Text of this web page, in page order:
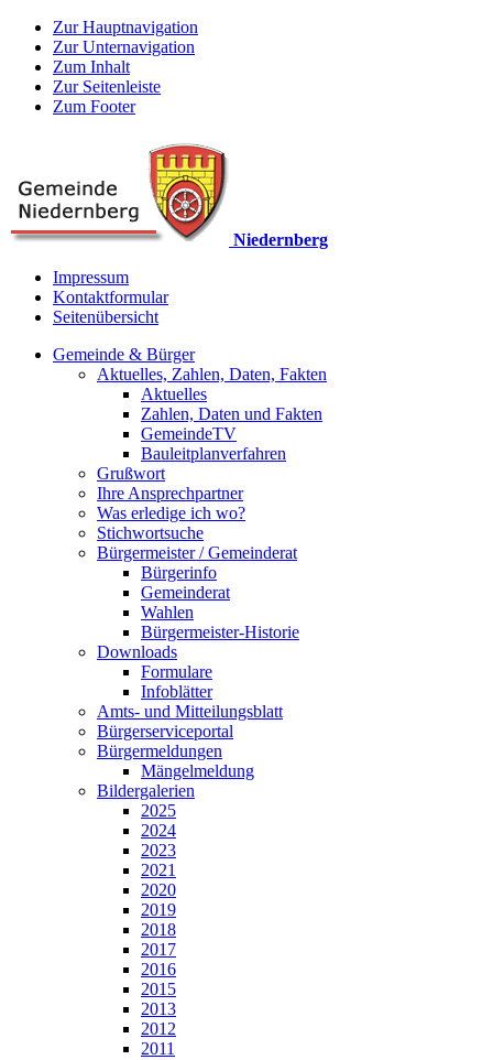
Zur Hauptnavigation
Zur Unternavigation
Zum Inhalt
Zur Seitenleiste
Zum Footer
Niedernberg
Impressum
Kontaktformular
Seitenübersicht
Gemeinde & Bürger
Aktuelles, Zahlen, Daten, Fakten
Aktuelles
Zahlen, Daten und Fakten
GemeindeTV
Bauleitplanverfahren
Grußwort
Ihre Ansprechpartner
Was erledige ich wo?
Stichwortsuche
Bürgermeister / Gemeinderat
Bürgerinfo
Gemeinderat
Wahlen
Bürgermeister-Historie
Downloads
Formulare
Infoblätter
Amts- und Mitteilungsblatt
Bürgerserviceportal
Bürgermeldungen
Mängelmeldung
Bildergalerien
2025
2024
2023
2021
2020
2019
2018
2017
2016
2015
2013
2012
2011